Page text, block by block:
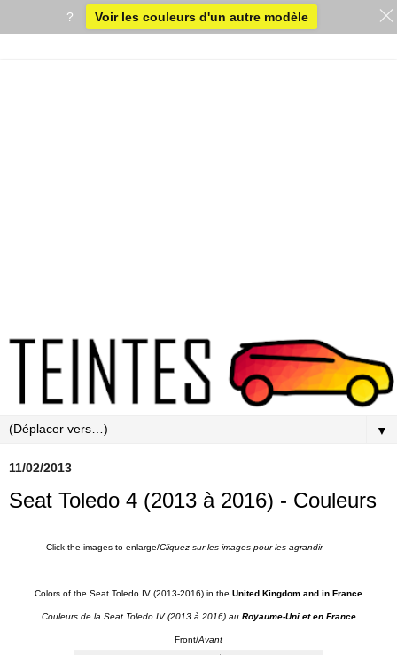
▼
11/02/2013
Seat Toledo 4 (2013 à 2016) - Couleurs
Click the images to enlarge/Cliquez sur les images pour les agrandir
Colors of the Seat Toledo IV (2013-2016) in the United Kingdom and in France
Couleurs de la Seat Toledo IV (2013 à 2016) au Royaume-Uni et en France
Front/Avant
? Voir les couleurs d'un autre modèle